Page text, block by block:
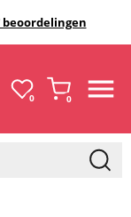
beoordelingen
0 0